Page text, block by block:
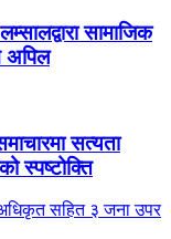
सामाजिक
अपिल
सत्यता
स्पष्टोक्ति